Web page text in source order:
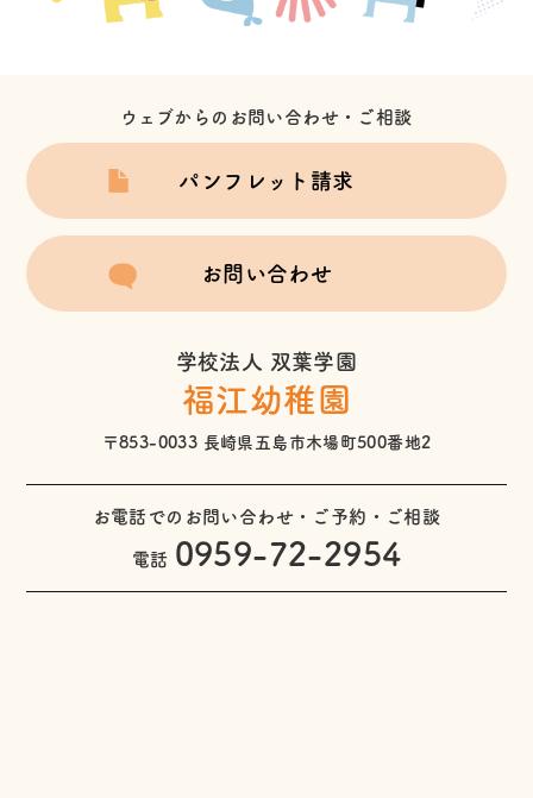
ウェブからのお問い合わせ・ご相談
パンフレット請求
お問い合わせ
学校法人 双葉学園
福江幼稚園
〒853-0033 長崎県五島市木場町500番地2
お電話でのお問い合わせ・ご予約・ご相談
電話 0959-72-2954